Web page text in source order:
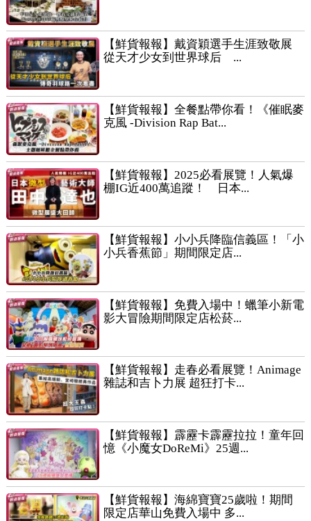
【鮮貨報報】戴資穎選手生涯致敬展
從天才少女到世界球后 ...
【鮮貨報報】全餐點帶你看！《催眠麥
克風 -Division Rap Bat...
【鮮貨報報】2025必看展覽！人氣爆
棚IG近400萬追蹤！ 日本...
【鮮貨報報】小小兵降臨信義區！「小
小兵香蕉節」期間限定店...
【鮮貨報報】免費入場中！蠟筆小新電
影大冒險期間限定店松菸...
【鮮貨報報】走春必看展覽！Animage
雜誌和吉卜力展 超狂打卡...
【鮮貨報報】霹靂卡霹靂拉拉！童年回
憶《小魔女DoReMi》25週...
【鮮貨報報】海綿寶寶25歲啦！期間
限定店華山免費入場中 多...